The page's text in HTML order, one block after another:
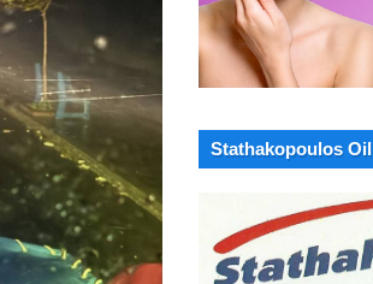
Stathakopoulos Oil